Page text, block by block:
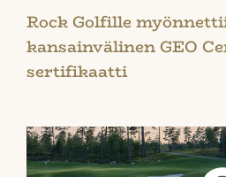
Rock Golfille
kansainvälinen GEO
sertifikaatti